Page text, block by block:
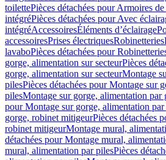
toilettePièces détachées pour Armoires
intégréPièces détachées pour Avec
intégréAccessoiresÉléments d’éclairage
accessoiresPrises électriquesRobinetteries
lavaboPièces détachées pour
gorge, alimentation sur secteurPièces
gorge, alimentation sur secteurMontage
pilesPièces détachées pour Montage sur
pilesMontage sur gorge, alimentation par
pour Montage sur gorge, alimentation par
gorge, robinet mitigeurPièces détachées
robinet mitigeurMontage mural,
détachées pour Montage mural,
mural, alimentation par pilesPièces